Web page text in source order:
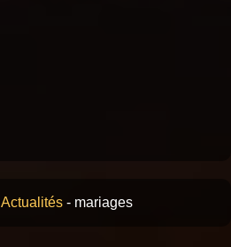
Actualités - mariages